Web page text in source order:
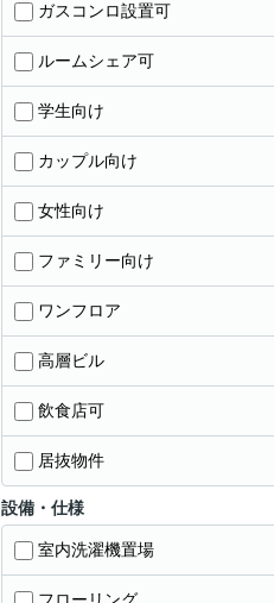
ガスコンロ設置可
ルームシェア可
学生向け
カップル向け
女性向け
ファミリー向け
ワンフロア
高層ビル
飲食店可
居抜物件
設備・仕様
室内洗濯機置場